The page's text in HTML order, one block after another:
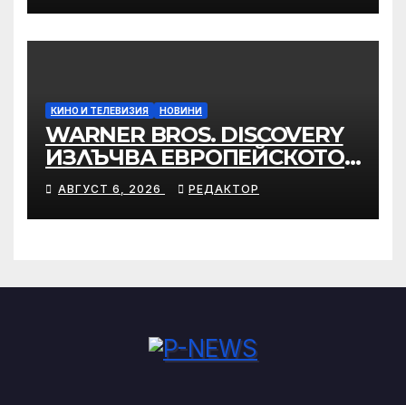
КИНО И ТЕЛЕВИЗИЯ НОВИНИ
WARNER BROS. DISCOVERY
ИЗЛЪЧВА ЕВРОПЕЙСКОТО
ПЪРВЕНСТВО ПО ЛЕКА
АТЛЕТИКА ПРЯКО ПО
ЕВРОСПОРТ И В НВО Мах
АВГУСТ 6, 2026 РЕДАКТОР